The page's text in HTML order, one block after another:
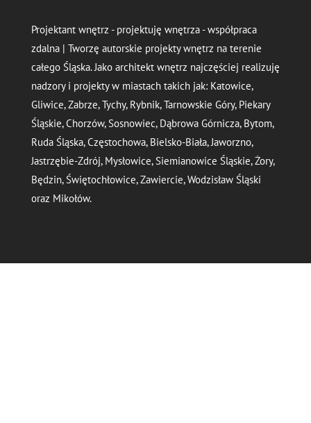
Projektant wnętrz - projektuję wnętrza - współpraca
zdalna | Tworzę autorskie projekty wnętrz na terenie
całego Śląska. Jako architekt wnętrz najczęściej realizuję
nadzory i projekty w miastach takich jak: Katowice,
Gliwice, Zabrze, Tychy, Rybnik, Tarnowskie Góry, Piekary
Śląskie, Chorzów, Sosnowiec, Dąbrowa Górnicza, Bytom,
Ruda Śląska, Częstochowa, Bielsko-Biała, Jaworzno,
Jastrzębie-Zdrój, Mysłowice, Siemianowice Śląskie, Żory,
Będzin, Świętochłowice, Zawiercie, Wodzisław Śląski
oraz Mikołów.